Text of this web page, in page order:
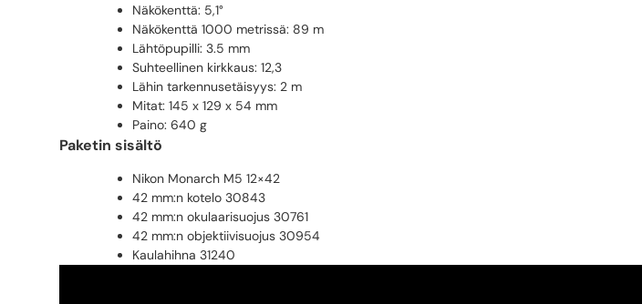
Näkökenttä: 5,1°
Näkökenttä 1000 metrissä: 89 m
Lähtöpupilli: 3.5 mm
Suhteellinen kirkkaus: 12,3
Lähin tarkennusetäisyys: 2 m
Mitat: 145 x 129 x 54 mm
Paino: 640 g
Paketin sisältö
Nikon Monarch M5 12×42
42 mm:n kotelo 30843
42 mm:n okulaarisuojus 30761
42 mm:n objektiivisuojus 30954
Kaulahihna 31240